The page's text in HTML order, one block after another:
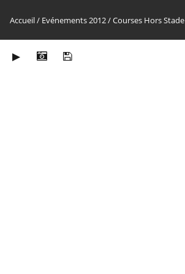
Accueil/ Evénements 2012/Courses Hors Stade